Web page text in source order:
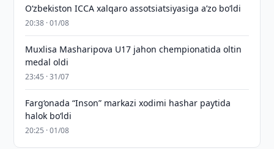
O‘zbekiston ICCA xalqaro assotsiatsiyasiga aʼzo bo‘ldi
20:38 · 01/08
Muxlisa Masharipova U17 jahon chempionatida oltin
medal oldi
23:45 · 31/07
Farg‘onada “Inson” markazi xodimi hashar paytida
halok bo‘ldi
20:25 · 01/08